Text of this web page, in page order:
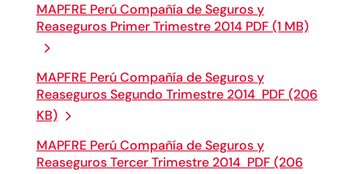
MAPFRE Perú Compañía de Seguros y
Reaseguros Primer Trimestre 2014 PDF (1 MB)
MAPFRE Perú Compañía de Seguros y
Reaseguros Segundo Trimestre 2014 PDF (206
KB)
MAPFRE Perú Compañía de Seguros y
Reaseguros Tercer Trimestre 2014 PDF (206